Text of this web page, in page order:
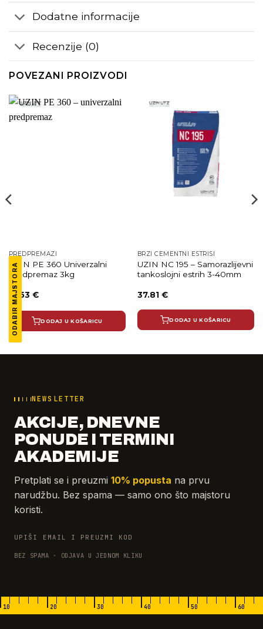
Dodatne informacije
Recenzije (0)
POVEZANI PROIZVODI
ODABIR MAJSTORA
PREDPREMAZI
UZIN PE 360 Univerzalni
predpremaz 3kg
21.53 €
DODAJ U KOŠARICU
BRZI CEMENTNI ESTRISI
UZIN NC 195 – Samorazlijevni
tankoslojni estrih 3-40mm
37.81 €
DODAJ U KOŠARICU
NEWSLETTER
AKCIJE, DNEVNE
PONUDE I TERMINI
AKADEMIJE
Pretplati se i preuzmi 10% popusta na prvu
narudžbu. Bez spama — samo ono što majstoru
koristi.
UPIŠI EMAIL I PREUZMI KOD
BEZ SPAMA · ODJAVA U JEDNOM KLIKU
10 20 30 40 50 60